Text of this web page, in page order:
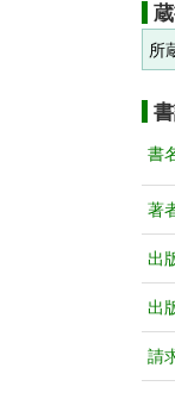
所
書
著
出
出
請